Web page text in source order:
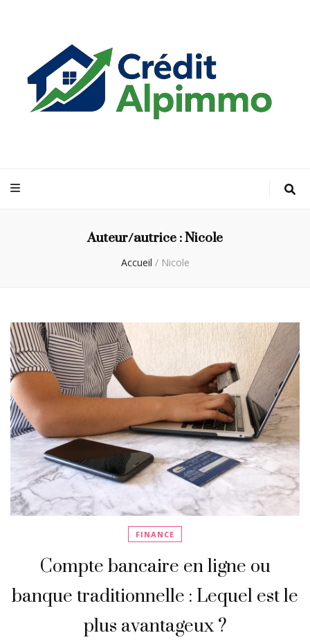
Auteur/autrice :Nicole
Accueil / Nicole
FINANCE
Compte bancaire en ligne ou
banque traditionnelle : Lequel est le
plus avantageux ?